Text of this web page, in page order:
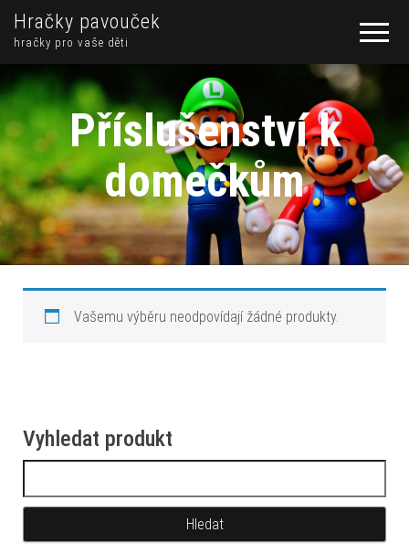
Hračky pavouček
hračky pro vaše děti
Příslušenství k
domečkům
Vašemu výběru neodpovídají žádné produkty.
Vyhledat produkt